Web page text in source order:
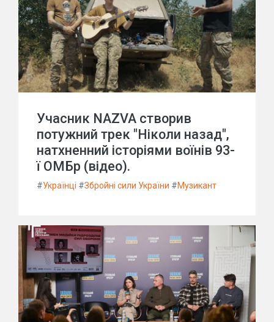
Учасник NAZVA створив
потужний трек "Ніколи назад",
натхненний історіями воїнів 93-
ї ОМБр (відео).
#Українці #Збройні сили України #Музикант